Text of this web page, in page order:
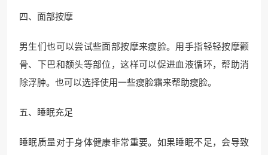
四、面部按摩
男生们也可以尝试些面部按摩来瘦脸。用手指轻轻按摩颧
骨、下巴和额头等部位，这样可以促进血液循环，帮助消
除浮肿。也可以选择使用一些瘦脸霜来帮助瘦脸。
五、睡眠充足
睡眠质量对于身体健康非常重要。如果睡眠不足，会导致